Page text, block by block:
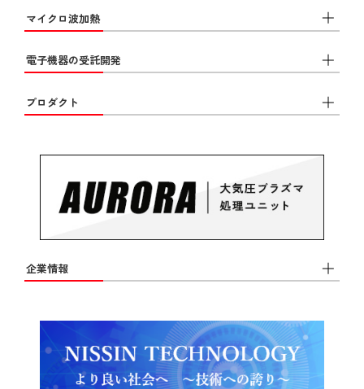
マイクロ波加熱
電子機器の受託開発
プロダクト
企業情報